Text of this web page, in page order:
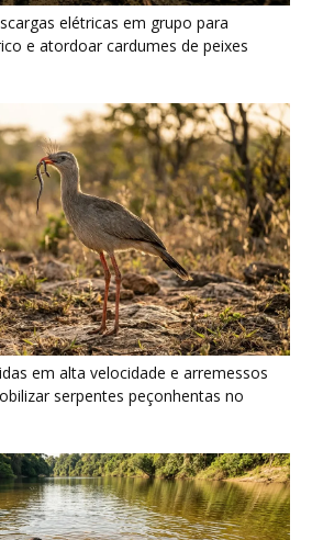
em alta velocidade e arremessos
serpentes peçonhentas no
coletiva com vocalização subaquática
rasos da Amazônia